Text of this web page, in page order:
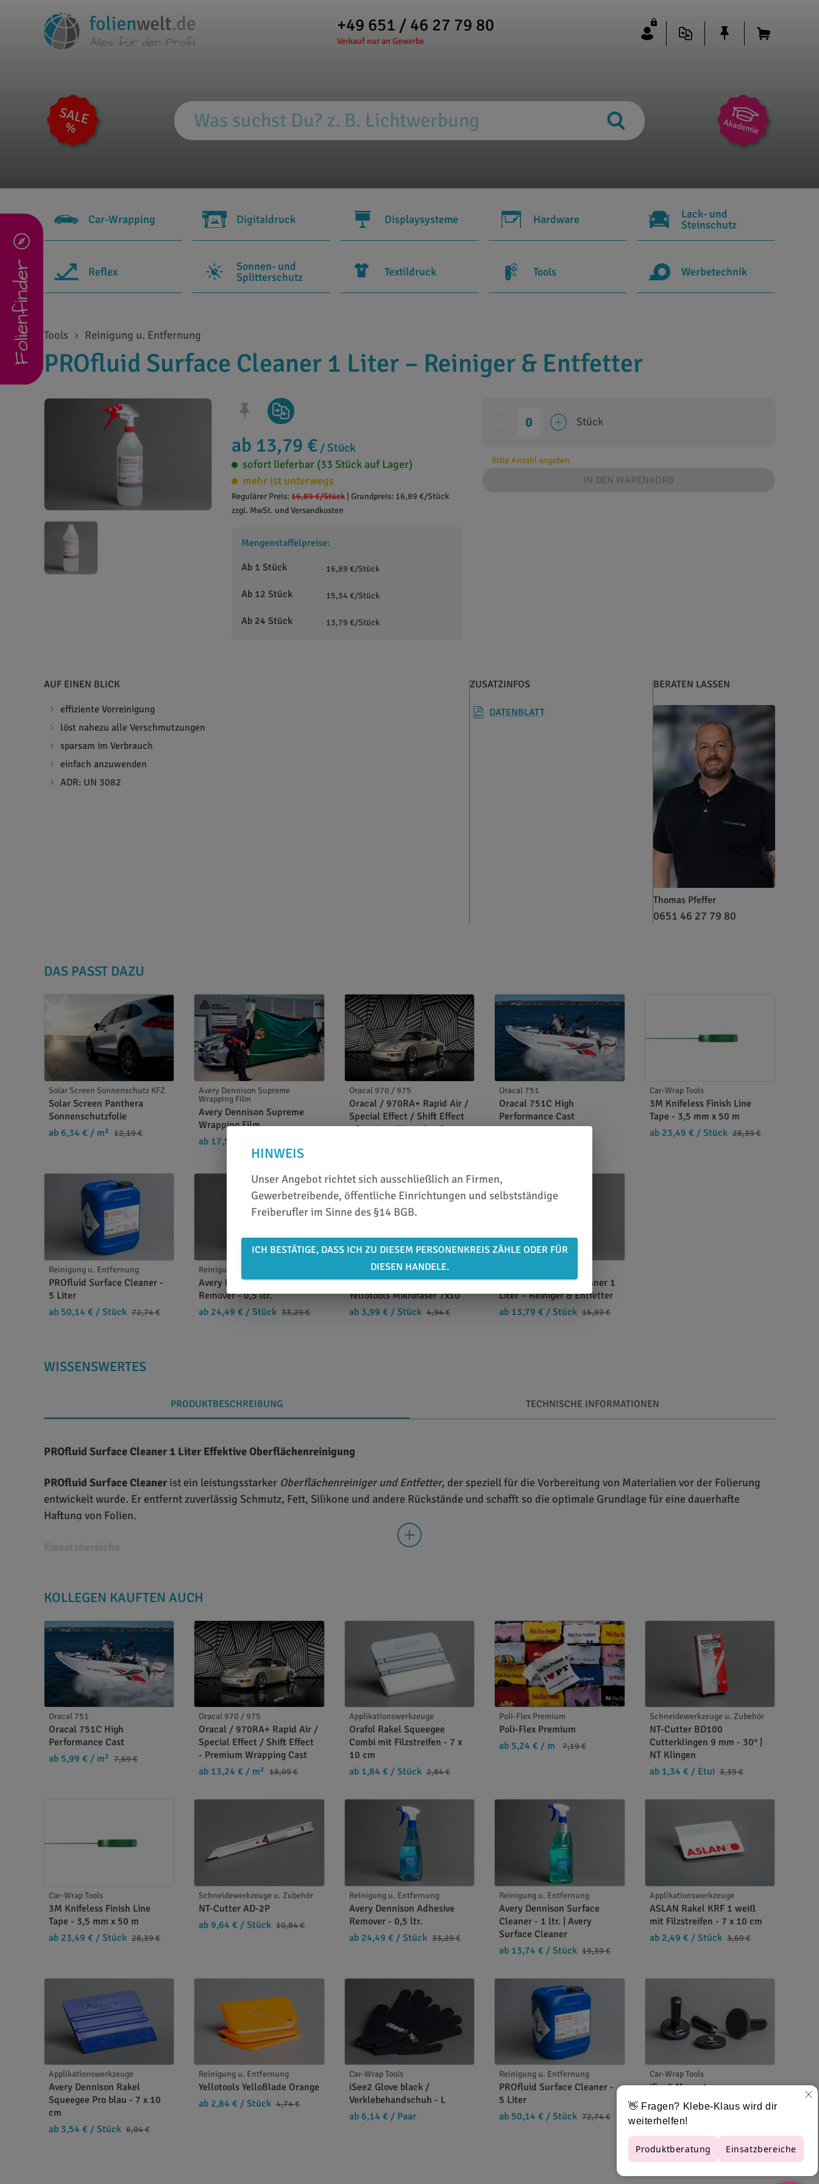
+49 651 / 46 27 79 80
Verkauf nur an Gewerbe
Car-Wrapping Digitaldruck Displaysysteme Hardware
Lack- und
Steinschutz
Reflex
Sonnen- und
Splitterschutz
Textildruck Tools Werbetechnik
Folienfinder Tools Reinigung u. Entfernung
PROfluid Surface Cleaner 1 Liter – Reiniger & Entfetter
ab 13,79 € / Stück
sofort lieferbar (33 Stück auf Lager)
mehr ist unterwegs
Regulärer Preis: 16,89 €/Stück Grundpreis: 16,89 €/Stück
zzgl. MwSt. und Versandkosten
Mengenstaffelpreise:
Ab 1 Stück
16,89 €/Stück
Ab 12 Stück 15,34 €/Stück
Ab 24 Stück 13,79 €/Stück
Stück
Bitte Anzahl angeben
IN DEN WARENKORB
AUF EINEN BLICK
effiziente Vorreinigung
löst nahezu alle Verschmutzungen
sparsam im Verbrauch
einfach anzuwenden
ADR: UN 3082
ZUSATZINFOS
DATENBLATT
BERATEN LASSEN
Thomas Pfeffer
0651 46 27 79 80
DAS PASST DAZU
Solar Screen Sonnenschutz KFZ
Solar Screen Panthera
Sonnenschutzfolie
ab 6,34 € / m² 12,19 €
Avery Dennison Supreme
Wrapping Film
Avery Dennison Supreme
Wrapping Film
ab 17,59 €
Oracal 970 / 975
Oracal / 970RA+ Rapid Air /
Special Effect / Shift Effect
- Premium Wrapping Cast
Oracal 751
Oracal 751C High
Performance Cast
Car-Wrap Tools
3M Knifeless Finish Line
Tape - 3,5 mm x 50 m
ab 23,49 € / Stück 28,39 €
Reinigung u. Entfernung
PROfluid Surface Cleaner -
5 Liter
ab 50,14 € / Stück 72,74 €
Reinigung u. Entfernung
Avery Dennison Adhesive
Remover - 0,5 ltr.
ab 24,49 € / Stück 33,29 €
Applikationswerkzeuge
PROtool Rakel Squeegee
Yellotools Mikrofaser 7x10
ab 3,99 € / Stück 4,94 €
PROfluid Surface Cleaner 1
Liter – Reiniger & Entfetter
ab 13,79 € / Stück 16,89 €
WISSENSWERTES
PRODUKTBESCHREIBUNG TECHNISCHE INFORMATIONEN
PROfluid Surface Cleaner 1 Liter Effektive Oberflächenreinigung
PROfluid Surface Cleanerist ein leistungsstarker Oberflächenreiniger und Entfetter, der speziell für die Vorbereitung von Materialien vor der Folierung
entwickelt wurde. Er entfernt zuverlässig Schmutz, Fett, Silikone und andere Rückstände und schafft so die optimale Grundlage für eine dauerhafte
Haftung von Folien.
Werbetechnik und Plotteranwendungen
Vorbereitung glatter Oberflächen vor Verklebungen
Vorteile im Überblick
Starke Reinigungskraft:
Entfernt Fett, Öl und Silikonrückstände zuverlässig
Schnell verdunstend:Hinterlässt keine Schlieren oder Rückstände
Optimale Haftung:
Verbessert das Klebeergebnis von Folien deutlich
Einfache Anwendung:
Direkt aufsprühen und abwischen
auf die zu reinigende Oberfläche aufsprühen und mit einem sauberen, fusselfreien Tuch abwischen. Bei Bedarf den Vorgang
wiederholen. Vor der Verklebung vollständig ablüften lassen.
Produktdetails
Anwendung: Reinigung & Entfettung
Geeignet für: Lacke, Metalle, Kunststoffe (lösemittelbeständig)
Sicherheits- und Anwendungshinweise
Nur auf geeigneten, lösemittelbeständigen Oberflächen verwenden
Für ausreichende Belüftung sorgen
Kontakt mit Haut und Augen vermeiden
Mit demPROfluid Surface Cleaner 1 Litererzielen Sie eine professionelle Oberflächenvorbereitung und schaffen die perfekte Basis für langlebige und
hochwertige Folierungen.
KOLLEGEN KAUFTEN AUCH
Oracal 751
Oracal 751C High
Performance Cast
ab 5,99 € / m² 7,69 €
Oracal 970 / 975
Oracal / 970RA+ Rapid Air /
Special Effect / Shift Effect
- Premium Wrapping Cast
ab 13,24 € / m² 18,09 €
Applikationswerkzeuge
Orafol Rakel Squeegee
Combi mit Filzstreifen - 7 x
10 cm
ab 1,84 € / Stück 2,84 €
Poli-Flex Premium
Poli-Flex Premium
ab 5,24 € / m 7,19 €
Schneidewerkzeuge u. Zubehör
NT-Cutter BD100
Cutterklingen 9 mm - 30° |
NT Klingen
ab 1,34 € / Etui 3,39 €
Car-Wrap Tools
3M Knifeless Finish Line
Tape - 3,5 mm x 50 m
ab 23,49 € / Stück 28,39 €
Schneidewerkzeuge u. Zubehör
NT-Cutter AD-2P
ab 9,64 € / Stück 10,84 €
Reinigung u. Entfernung
Avery Dennison Adhesive
Remover - 0,5 ltr.
ab 24,49 € / Stück 33,29 €
Reinigung u. Entfernung
Avery Dennison Surface
Cleaner - 1 ltr. | Avery
Surface Cleaner
ab 13,74 € / Stück 19,39 €
Applikationswerkzeuge
ASLAN Rakel KRF 1 weiß
mit Filzstreifen - 7 x 10 cm
ab 2,49 € / Stück 3,69 €
Applikationswerkzeuge
Avery Dennison Rakel
Squeegee Pro blau - 7 x 10
cm
ab 3,54 € / Stück 6,04 €
Reinigung u. Entfernung
Yellotools YelloBlade Orange
ab 2,84 € / Stück 4,74 €
Car-Wrap Tools
iSee2 Glove black /
Verklebehandschuh - L
ab 6,14 € / Paar
Reinigung u. Entfernung
PROfluid Surface Cleaner -
5 Liter
ab 50,14 € / Stück 72,74 €
Car-Wrap Tools
iSee2 Magnet
ab 4,34 €/ Stück 6,24 €
HINWEIS
Unser Angebot richtet sich ausschließlich an Firmen,
Gewerbetreibende, öffentliche Einrichtungen und selbstständige
Freiberufler im Sinne des §14 BGB.
ICH BESTÄTIGE, DASS ICH ZU DIESEM PERSONENKREIS ZÄHLE ODER FÜR
DIESEN HANDELE.